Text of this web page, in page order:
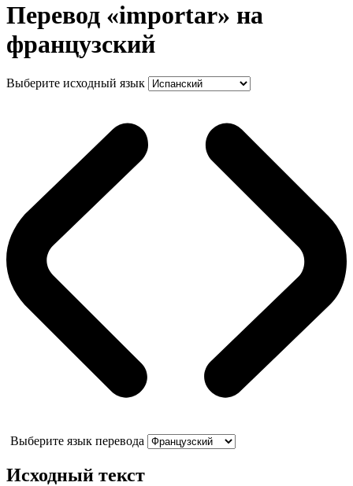
Перевод «importar» на
французский
Выберите исходный язык
Выберите язык перевода
Исходный текст